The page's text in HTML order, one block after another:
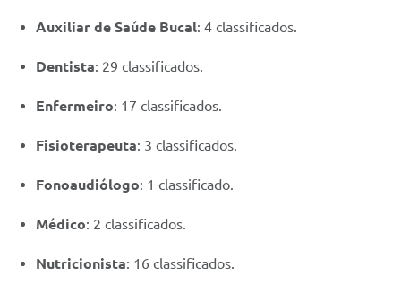
Auxiliar de Saúde Bucal: 4 classificados.
Dentista: 29 classificados.
Enfermeiro: 17 classificados.
Fisioterapeuta: 3 classificados.
Fonoaudiólogo: 1 classificado.
Médico: 2 classificados.
Nutricionista: 16 classificados.